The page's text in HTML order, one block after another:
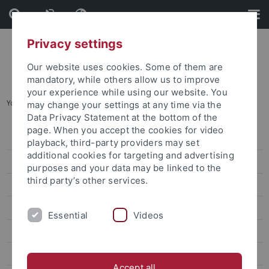
Skip
to
content
Skip
to
footer
You are here: Startseite ... Mitglieder (alphabetisch)
Organisation
Mitglieder (nach Teilprojekten)
Mitglieder (alphabetisch)
Assoziierte Mitglieder
Forschungsprojekte
Privacy settings
Our website uses cookies. Some of them are
mandatory, while others allow us to improve
your experience while using our website. You
may change your settings at any time via the
Data Privacy Statement at the bottom of the
page. When you accept the cookies for video
playback, third-party providers may set
additional cookies for targeting and advertising
purposes and your data may be linked to the
third party’s other services.
Essential Videos